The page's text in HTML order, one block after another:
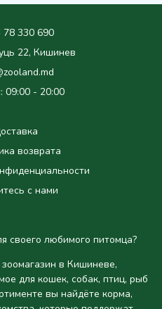
78 330 690
22, Кишинев
09:00 - 20:00
возврата
с нами
своего любимого питомца?
в Кишиневе,
для кошек, собак, птиц, рыб
вы найдёте корма,